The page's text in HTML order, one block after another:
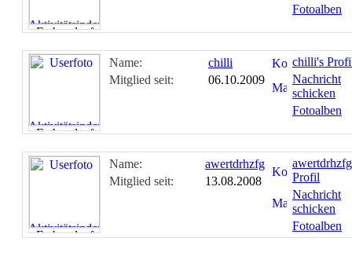
Fotoalben
Name:
chilli
Mitglied seit:
06.10.2009
chilli's
Nachricht
schicken
Fotoalben
Name:
awertdrhzfg
Mitglied seit:
13.08.2008
Profil
Nachricht
schicken
Fotoalben